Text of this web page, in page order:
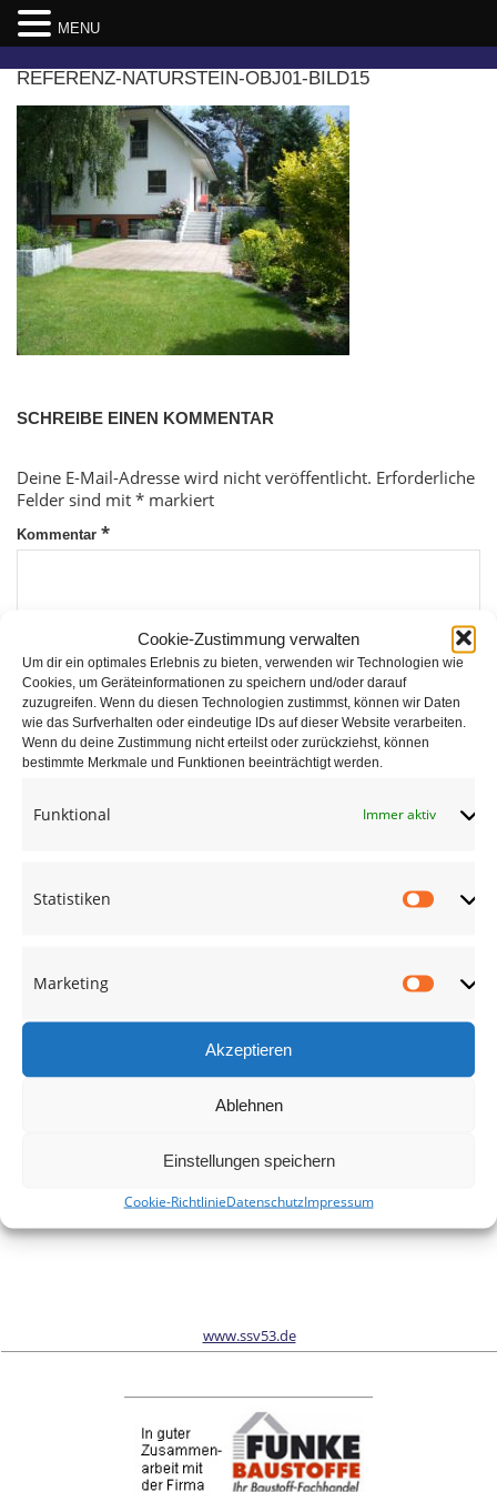
Cookie-Zustimmung verwalten
Um dir ein optimales Erlebnis zu bieten, verwenden wir Technologien wie
Cookies, um Geräteinformationen zu speichern und/oder darauf
zuzugreifen. Wenn du diesen Technologien zustimmst, können wir Daten
wie das Surfverhalten oder eindeutige IDs auf dieser Website verarbeiten.
Wenn du deine Zustimmung nicht erteilst oder zurückziehst, können
bestimmte Merkmale und Funktionen beeinträchtigt werden.
Funktional Immer aktiv
Statistiken
Marketing
Akzeptieren
Ablehnen
Einstellungen speichern
Cookie-RichtlinieDatenschutzImpressum
content
REFERENZ-NATURSTEIN-OBJ01-BILD15
SCHREIBE EINEN KOMMENTAR
Deine E-Mail-Adresse wird nicht veröffentlicht. Erforderliche
Felder sind mit * markiert
Kommentar *
Name *
*
Website
diesem Browser für die nächste Kommentierung speichern.
Wir sind Sponsor vom Schönwalder Sportverein SSV53
www.ssv53.de
MENU